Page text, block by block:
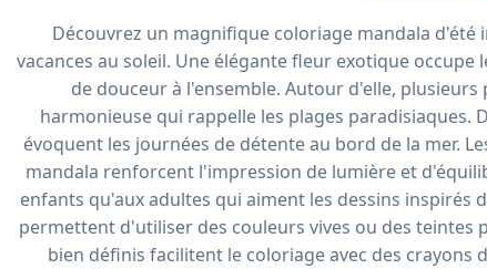
Découvrez un magnifique coloriage mandala d'été
vacances au soleil. Une élégante fleur exotique
de douceur à l'ensemble. Autour d'elle,
harmonieuse qui rappelle les plages paradisiaques.
évoquent les journées de détente au bord de la mer.
mandala renforcent l'impression de lumière et
enfants qu'aux adultes qui aiment les dessins inspirés
permettent d'utiliser des couleurs vives ou des teintes
bien définis facilitent le coloriage avec des crayons